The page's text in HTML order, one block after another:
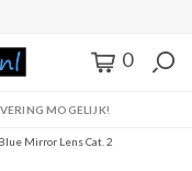
0
MOGELIJK!
Mirror Lens Cat. 2